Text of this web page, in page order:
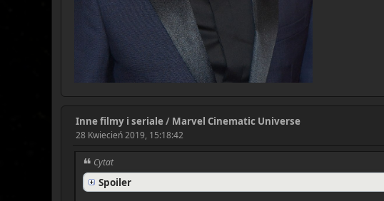
Inne filmy i seriale/ Marvel Cinematic Universe
28 Kwiecień 2019, 15:18:42
Cytat
Spoiler